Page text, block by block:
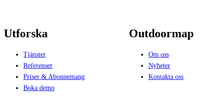
Utforska
Tjänster
Referenser
Priser & Abonnemang
Boka demo
Outdoormap
Om oss
Nyheter
Kontakta oss